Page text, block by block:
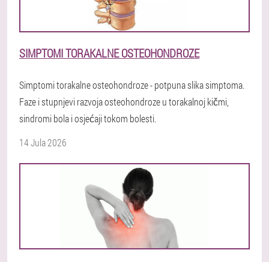
SIMPTOMI TORAKALNE OSTEOHONDROZE
Simptomi torakalne osteohondroze - potpuna slika simptoma.
Faze i stupnjevi razvoja osteohondroze u torakalnoj kičmi,
sindromi bola i osjećaji tokom bolesti.
14 Jula 2026